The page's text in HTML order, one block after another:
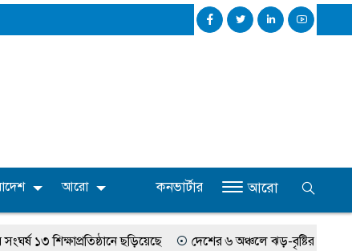
আরো কনভার্টার আরো
ছড়িয়েছে দেশের ৬ অঞ্চলে ঝড়-বৃষ্টির আভাস, নদীবন্দরে